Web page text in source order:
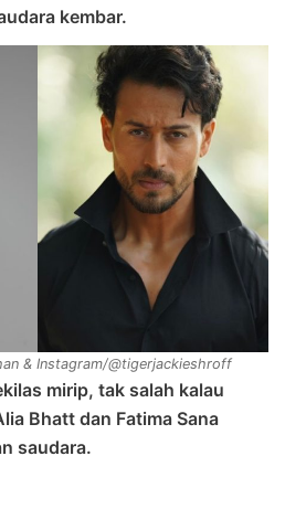
kembar.
& Instagram/@tigerjackieshroff
mirip, tak salah kalau
Bhatt dan Fatima Sana
saudara.